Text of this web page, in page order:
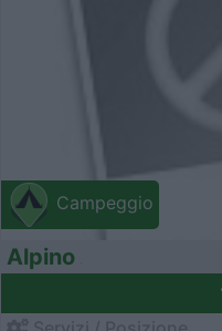
Campeggio
Alpino